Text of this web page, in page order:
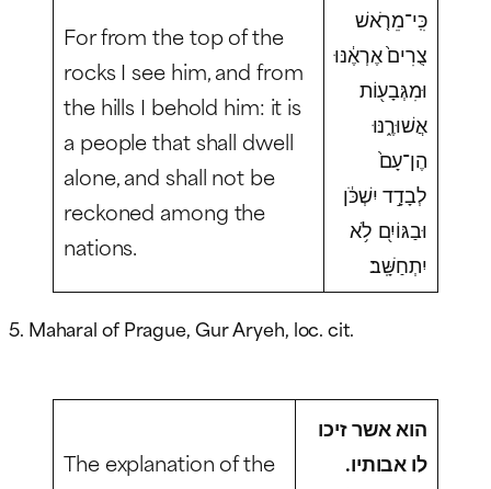
For from the top of the
rocks I see him, and from
the hills I behold him: it is
a people that shall dwell
alone, and shall not be
reckoned among the
nations.
כִּֽי־מֵרֹ֤אשׁ
צֻרִים֙ אֶרְאֶ֔נּוּ
וּמִגְּבָע֖וֹת
אֲשׁוּרֶ֑נּוּ
הֶן־עָם֙
לְבָדָ֣ד יִשְׁכֹּ֔ן
וּבַגּוֹיִ֖ם לֹ֥א
יִתְחַשָּֽׁב׃
5. Maharal of Prague, Gur Aryeh, loc. cit.
The explanation of the
הוא אשר זיכו
לו אבותיו.